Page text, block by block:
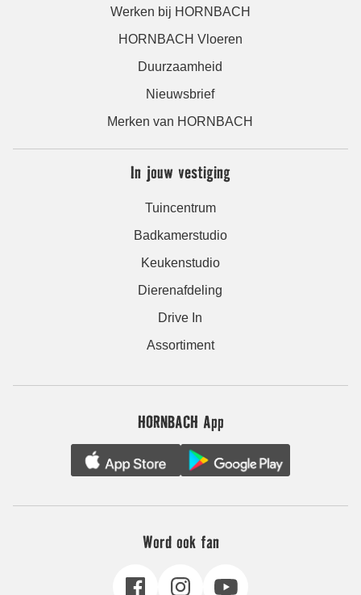
Werken bij HORNBACH
HORNBACH Vloeren
Duurzaamheid
Nieuwsbrief
Merken van HORNBACH
In jouw vestiging
Tuincentrum
Badkamerstudio
Keukenstudio
Dierenafdeling
Drive In
Assortiment
HORNBACH App
Word ook fan